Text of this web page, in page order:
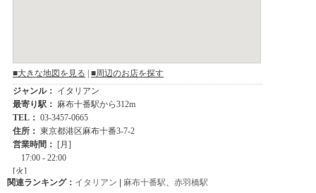
関連ランキング： イタリアン 麻布十番駅、 赤羽橋駅